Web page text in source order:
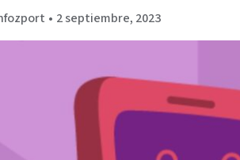
• 2 septiembre, 2023